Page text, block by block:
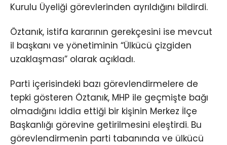
Kurulu Üyeliği görevlerinden ayrıldığını bildirdi.
Öztanık, istifa kararının gerekçesini ise mevcut
il başkanı ve yönetiminin “Ülkücü çizgiden
uzaklaşması” olarak açıkladı.
Parti içerisindeki bazı görevlendirmelere de
tepki gösteren Öztanık, MHP ile geçmişte bağı
olmadığını iddia ettiği bir kişinin Merkez İlçe
Başkanlığı görevine getirilmesini eleştirdi. Bu
görevlendirmenin parti tabanında ve ülkücü